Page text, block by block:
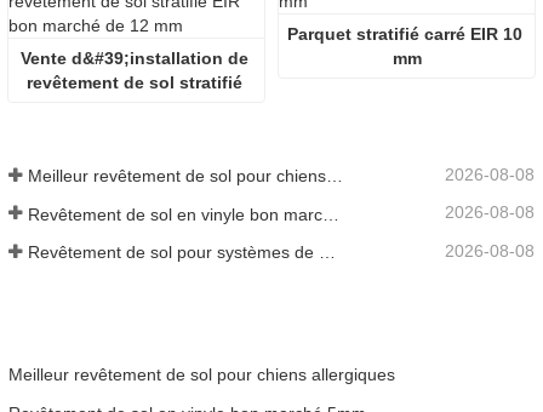
Vente d&#39;installation de
revêtement de sol stratifié
Parquet stratifié carré EIR 10
mm
Meilleur revêtement de sol pour chiens allergiques 2026-08-08
2026-08-08
2026-08-08
Meilleur revêtement de sol pour chiens allergiques